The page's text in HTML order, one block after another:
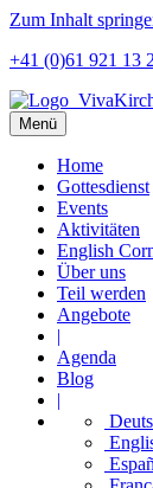
Zum Inhalt
+41 (0)61 921 13
Menü
Home
Gottesdienst
Events
Aktivitäten
English
Über uns
Teil werden
Angebote
|
Agenda
Blog
|